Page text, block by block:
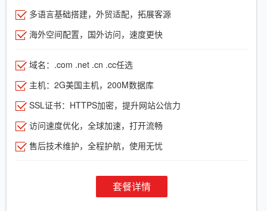
多语言基础搭建，外贸适配，拓展客源
海外空间配置，国外访问，速度更快
域名：.com .net .cn .cc任选
主机：2G美国主机，200M数据库
SSL证书：HTTPS加密，提升网站公信力
访问速度优化，全球加速，打开流畅
售后技术维护，全程护航，使用无忧
套餐详情